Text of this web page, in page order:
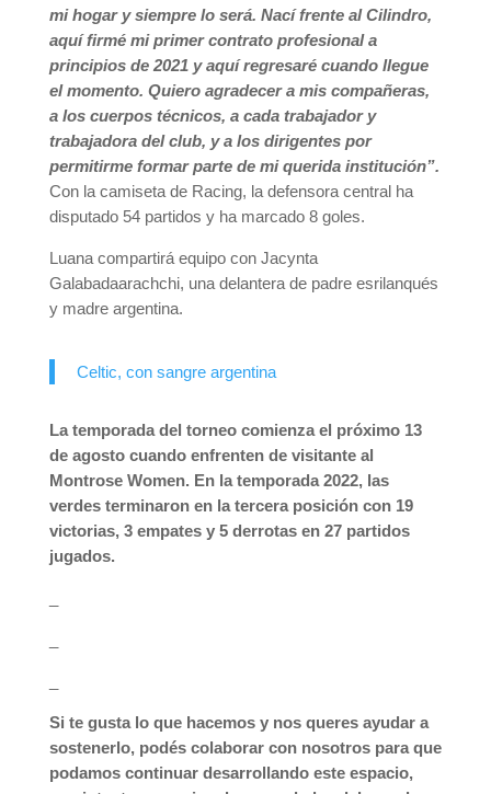
mi hogar y siempre lo será. Nací frente al Cilindro,
aquí firmé mi primer contrato profesional a
principios de 2021 y aquí regresaré cuando llegue
el momento. Quiero agradecer a mis compañeras,
a los cuerpos técnicos, a cada trabajador y
trabajadora del club, y a los dirigentes por
permitirme formar parte de mi querida institución”.
Con la camiseta de Racing, la defensora central ha
disputado 54 partidos y ha marcado 8 goles.
Luana compartirá equipo con Jacynta
Galabadaarachchi, una delantera de padre esrilanqués
y madre argentina.
Celtic, con sangre argentina
La temporada del torneo comienza el próximo 13
de agosto cuando enfrenten de visitante al
Montrose Women. En la temporada 2022, las
verdes terminaron en la tercera posición con 19
victorias, 3 empates y 5 derrotas en 27 partidos
jugados.
Si te gusta lo que hacemos y nos queres ayudar a
sostenerlo, podés colaborar con nosotros para que
podamos continuar desarrollando este espacio,